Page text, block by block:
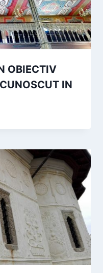
OBIECTIV
IN